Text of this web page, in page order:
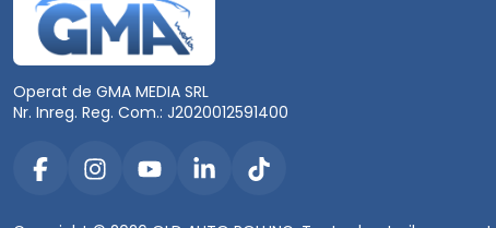
Operat de GMA MEDIA SRL
Nr. Inreg. Reg. Com.: J2020012591400